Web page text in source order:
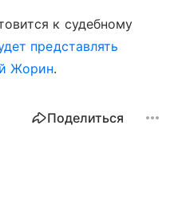
к судебному
представлять
Жорин.
Поделиться